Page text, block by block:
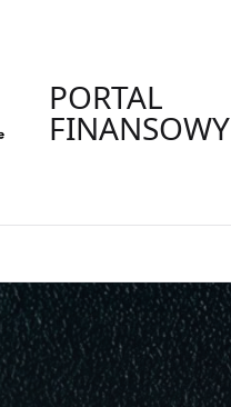
PORTAL
FINANSOWY